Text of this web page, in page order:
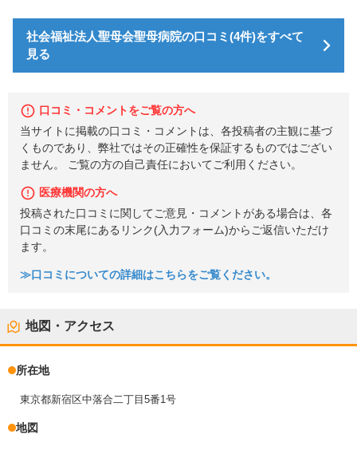
社会福祉法人聖母会聖母病院の口コミ(4件)をすべて
見る
口コミ・コメントをご覧の方へ
当サイトに掲載の口コミ・コメントは、各投稿者の主観に基づ
くものであり、弊社ではその正確性を保証するものではござい
ません。 ご覧の方の自己責任においてご利用ください。
医療機関の方へ
投稿された口コミに関してご意見・コメントがある場合は、各
口コミの末尾にあるリンク(入力フォーム)からご返信いただけ
ます。
≫口コミについての詳細はこちらをご覧ください。
地図・アクセス
所在地
東京都新宿区中落合二丁目5番1号
地図